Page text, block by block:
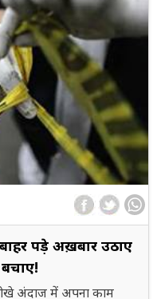
पड़े अख़बार उठाए
अंदाज में अपना काम